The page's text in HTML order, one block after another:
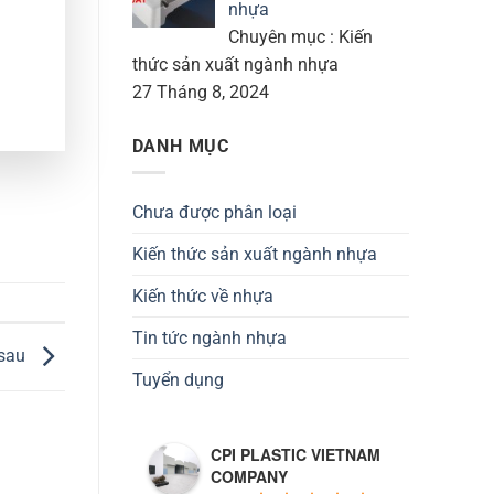
nhựa
Chuyên mục : Kiến
thức sản xuất ngành nhựa
27 Tháng 8, 2024
DANH MỤC
Chưa được phân loại
Kiến thức sản xuất ngành nhựa
Kiến thức về nhựa
Tin tức ngành nhựa
Tuyển dụng
CPI PLASTIC VIETNAM
COMPANY